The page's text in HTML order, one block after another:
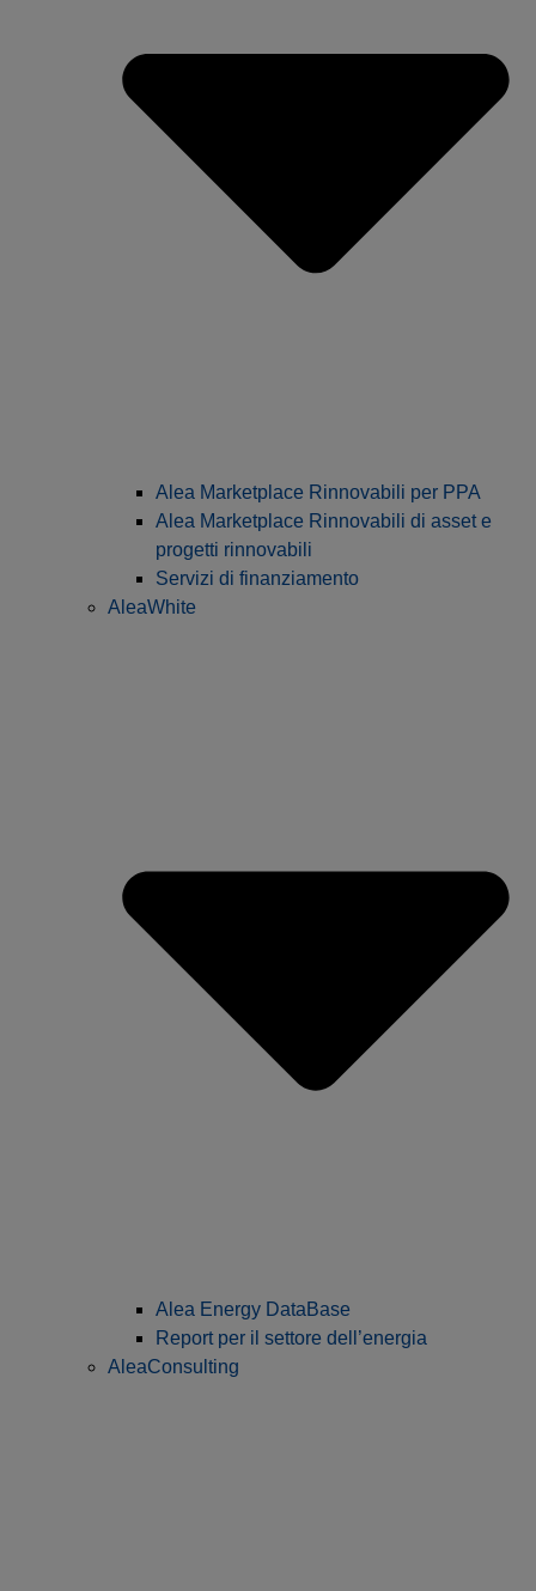
Alea Marketplace Rinnovabili per PPA
Alea Marketplace Rinnovabili di asset e
progetti rinnovabili
Servizi di finanziamento
AleaWhite
Alea Energy DataBase
Report per il settore dell’energia
AleaConsulting